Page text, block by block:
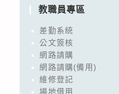
教職員專區
差勤系統
公文簽核
網路請購
網路請購(備用)
維修登記
場地借用